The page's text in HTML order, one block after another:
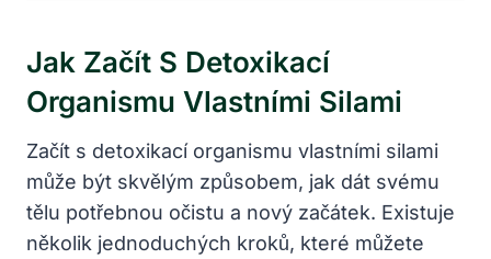
Jak Začít S Detoxikací
Organismu Vlastními Silami
Začít s detoxikací organismu vlastními silami
může být skvělým způsobem, jak dát svému
tělu potřebnou očistu a nový začátek. Existuje
několik jednoduchých kroků, které můžete